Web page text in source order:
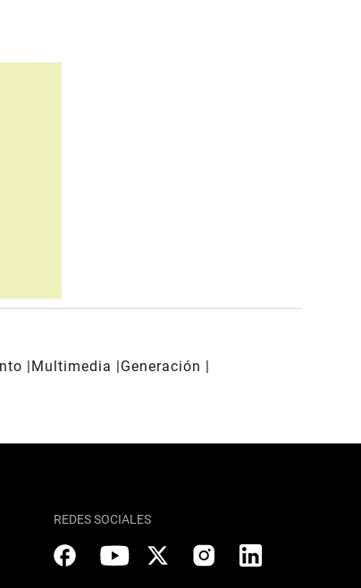
Multimedia
Generación
REDES SOCIALES